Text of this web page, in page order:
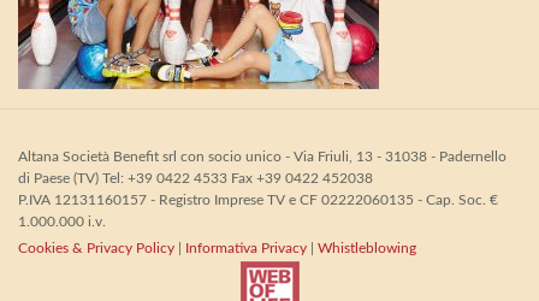
Altana Società Benefit srl con socio unico - Via Friuli, 13 - 31038 - Padernello
di Paese (TV) Tel: +39 0422 4533 Fax +39 0422 452038
P.IVA 12131160157 - Registro Imprese TV e CF 02222060135 - Cap. Soc. €
1.000.000 i.v.
Cookies & Privacy Policy
Informativa Privacy Whistleblowing